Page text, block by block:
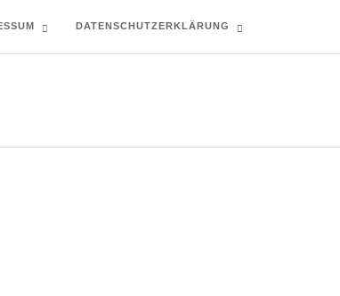
DATENSCHUTZERKLÄRUNG